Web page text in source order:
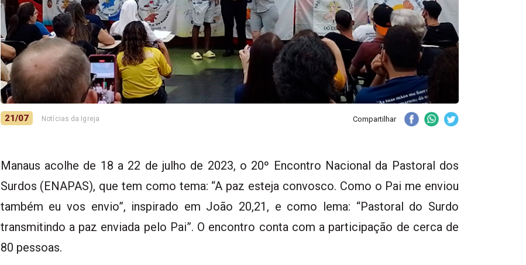
21/07 Notícias da Igreja Compartilhar
Manaus acolhe de 18 a 22 de julho de 2023, o 20º Encontro Nacional da Pastoral dos
Surdos (ENAPAS), que tem como tema: “A paz esteja convosco. Como o Pai me enviou
também eu vos envio”, inspirado em João 20,21, e como lema: “Pastoral do Surdo
transmitindo a paz enviada pelo Pai”. O encontro conta com a participação de cerca de
80 pessoas.